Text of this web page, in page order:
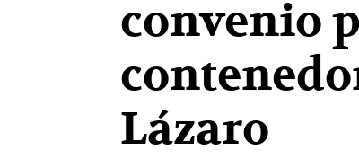
convenio
Lázaro